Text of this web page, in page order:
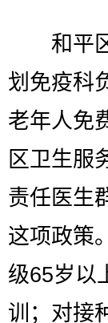
和平区
划免疫科
老年人免
区卫生服
责任医生
这项政策
级65岁以
训；对接